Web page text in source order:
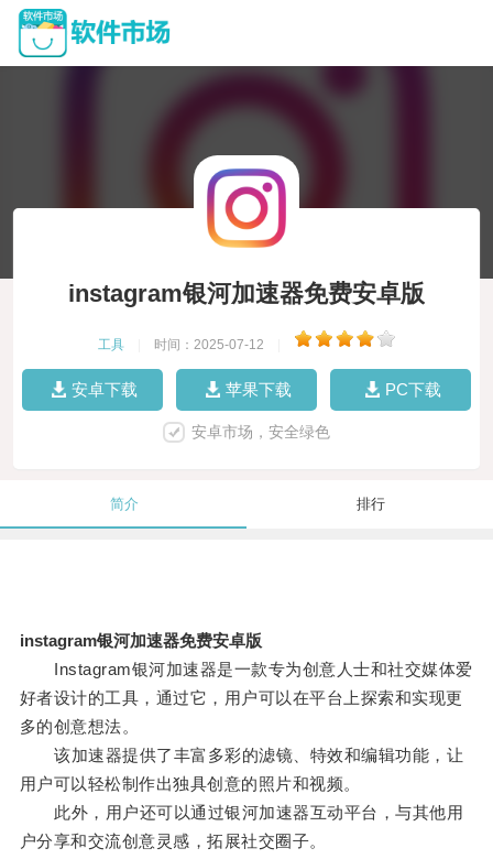
instagram银河加速器免费安卓版
工具 时间：2025-07-12
安卓下载 苹果下载 PC下载
安卓市场，安全绿色
简介 排行
instagram银河加速器免费安卓版
Instagram银河加速器是一款专为创意人士和社交媒体爱
好者设计的工具，通过它，用户可以在平台上探索和实现更
多的创意想法。
该加速器提供了丰富多彩的滤镜、特效和编辑功能，让
用户可以轻松制作出独具创意的照片和视频。
此外，用户还可以通过银河加速器互动平台，与其他用
户分享和交流创意灵感，拓展社交圈子。